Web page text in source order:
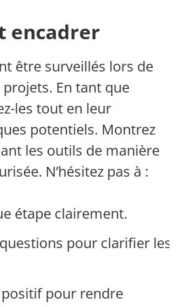
encadrer
être surveillés lors de
En tant que
les tout en leur
potentiels. Montrez
les outils de manière
N’hésitez pas à :
étape clairement.
pour clarifier les
pour rendre